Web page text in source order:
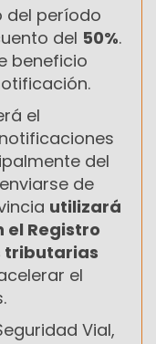
del período
del 50%.
beneficio
el
del
de
utilizará
el Registro
tributarias
el
Vial,